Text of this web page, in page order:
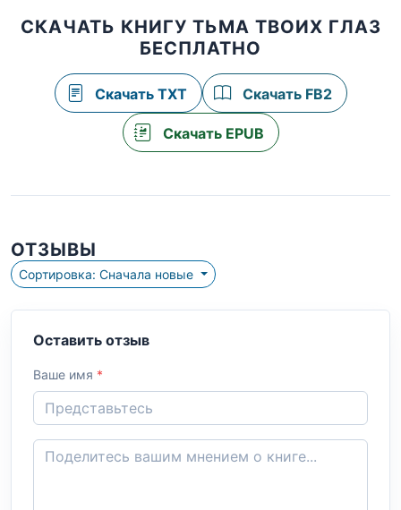
СКАЧАТЬ КНИГУ ТЬМА ТВОИХ ГЛАЗ
БЕСПЛАТНО
Скачать TXT Скачать FB2
Скачать EPUB
ОТЗЫВЫ
Сортировка: Сначала новые
Оставить отзыв
Ваше имя *